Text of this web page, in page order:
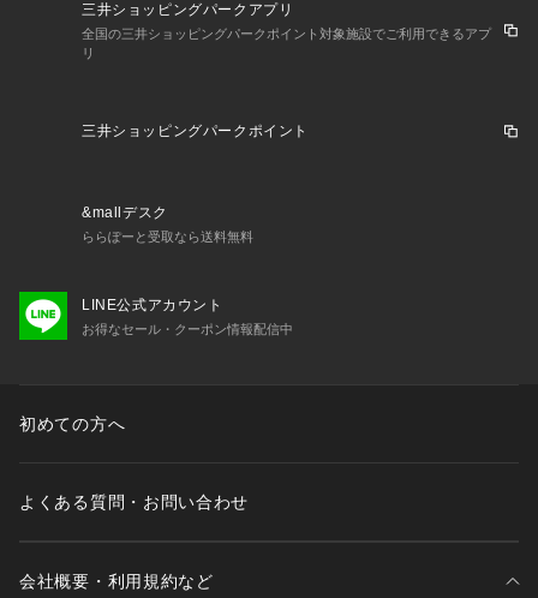
三井ショッピングパークアプリ
全国の三井ショッピングパークポイント対象施設でご利用できるアプ
リ
三井ショッピングパークポイント
&mallデスク
ららぽーと受取なら送料無料
LINE公式アカウント
お得なセール・クーポン情報配信中
初めての方へ
よくある質問・お問い合わせ
会社概要・利用規約など